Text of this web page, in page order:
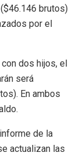
($46.146 brutos)
por el
dos hijos, el
será
En ambos
de la
actualizan las